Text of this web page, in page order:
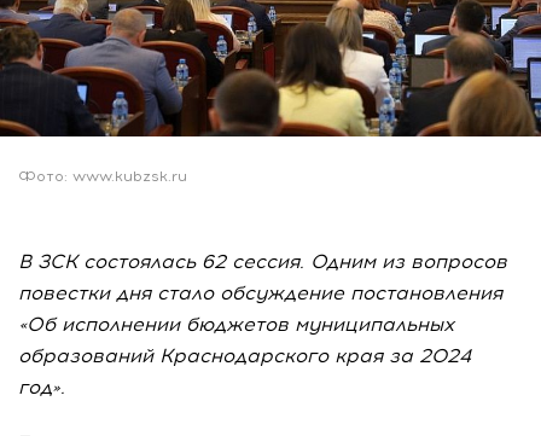
Фото: www.kubzsk.ru
В ЗСК состоялась 62 сессия. Одним из вопросов
повестки дня стало обсуждение постановления
«Об исполнении бюджетов муниципальных
образований Краснодарского края за 2024
год».